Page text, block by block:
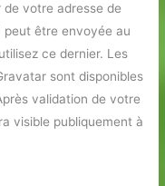
votre adresse de
peut être envoyée au
ce dernier. Les
sont disponibles
validation de votre
visible publiquement à